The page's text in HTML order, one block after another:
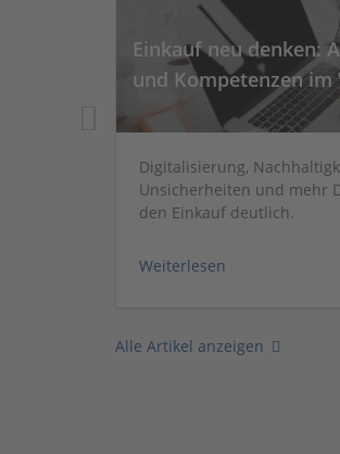
Einkauf neu denken:
und Kompetenzen im
Digitalisierung,
Unsicherheiten und mehr
den Einkauf deutlich.
Weiterlesen
Alle Artikel anzeigen